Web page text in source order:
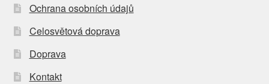
Ochrana osobních údajů
Celosvětová doprava
Doprava
Kontakt